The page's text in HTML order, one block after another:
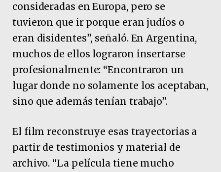
consideradas en Europa, pero se
tuvieron que ir porque eran judíos o
eran disidentes”, señaló. En Argentina,
muchos de ellos lograron insertarse
profesionalmente: “Encontraron un
lugar donde no solamente los aceptaban,
sino que además tenían trabajo”.
El film reconstruye esas trayectorias a
partir de testimonios y material de
archivo. “La película tiene mucho